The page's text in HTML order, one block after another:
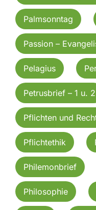
Palmsonntag
Passion –
Pelagius
Petrusbrief – 1 u. 2
Pflichten und
Pflichtethik
Philemonbrief
Philosophie